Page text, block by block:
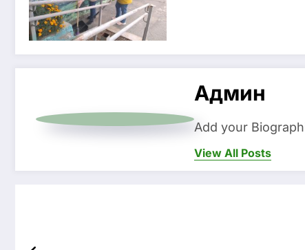
Админ
Add your
View All Posts